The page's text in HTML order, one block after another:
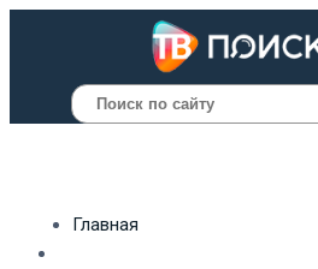
Поиск
Главная